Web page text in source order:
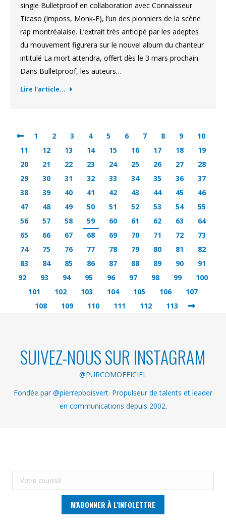
single Bulletproof en collaboration avec Connaisseur
Ticaso (Imposs, Monk-E), l’un des pionniers de la scène
rap montréalaise. L’extrait très anticipé par les adeptes
du mouvement figurera sur le nouvel album du chanteur
intitulé La mort attendra, offert dès le 3 mars prochain.
Dans Bulletproof, les auteurs…
Lire l'article...
1 2 3 4 5 6 7 8 9
10
11
12 13 14 15 16 17 18
19
20
21 22 23 24 25 26 27
28
29
30 31 32 33 34 35 36
37
38
39 40 41 42 43 44 45
46
47
48 49 50 51 52 53 54
55
56
57 58 59 60 61 62 63
64
65
66 67 68 69 70 71 72
73
74
75 76 77 78 79 80 81
82
83
84 85 86 87 88 89 90
91
92
93 94 95 96 97 98 99
100
101
102 103 104 105 106
107
108
109 110 111 112 113
SUIVEZ-NOUS SUR INSTAGRAM
@PURCOMOFFICIEL
Fondée par @pierrepboisvert. Propulseur de talents et leader
en communications depuis 2002.